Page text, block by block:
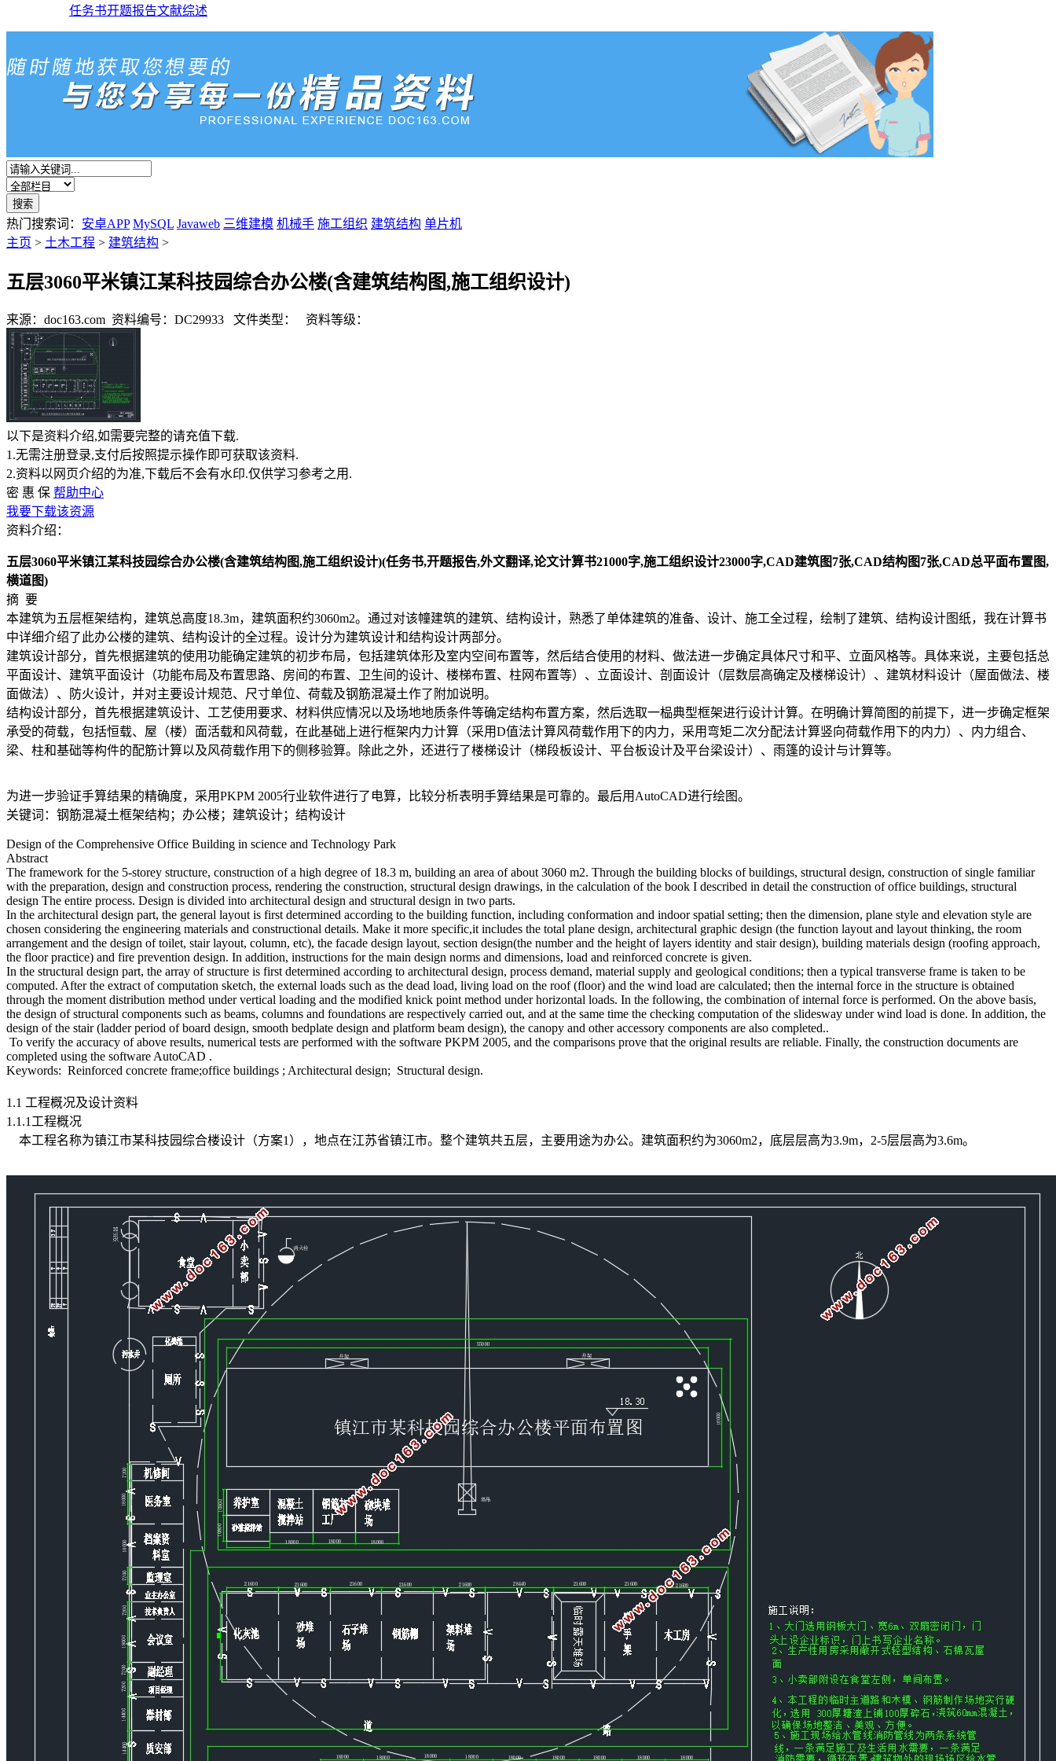
任务书开题报告文献综述
热门搜索词： 安卓APP MySQL Javaweb 三维建模 机械手 施工组织 建筑结构 单片机
主页 > 土木工程 > 建筑结构 >
五层3060平米镇江某科技园综合办公楼(含建筑结构图,施工组织设计)
来源：doc163.com 资料编号：DC29933 文件类型： 资料等级：
以下是资料介绍,如需要完整的请充值下载.
1.无需注册登录,支付后按照提示操作即可获取该资料.
2.资料以网页介绍的为准,下载后不会有水印.仅供学习参考之用.
密 惠 保 帮助中心
我要下载该资源
资料介绍：
五层3060平米镇江某科技园综合办公楼(含建筑结构图,施工组织设计)(任务书,开题报告,外文翻译,论文计算书21000字,施工组织设计23000字,CAD建筑图7张,CAD结构图7张,CAD总平面布置图,
横道图)
摘 要
本建筑为五层框架结构，建筑总高度18.3m，建筑面积约3060m2。通过对该幢建筑的建筑、结构设计，熟悉了单体建筑的准备、设计、施工全过程，绘制了建筑、结构设计图纸，我在计算书
中详细介绍了此办公楼的建筑、结构设计的全过程。设计分为建筑设计和结构设计两部分。
建筑设计部分，首先根据建筑的使用功能确定建筑的初步布局，包括建筑体形及室内空间布置等，然后结合使用的材料、做法进一步确定具体尺寸和平、立面风格等。具体来说，主要包括总
平面设计、建筑平面设计（功能布局及布置思路、房间的布置、卫生间的设计、楼梯布置、柱网布置等）、立面设计、剖面设计（层数层高确定及楼梯设计）、建筑材料设计（屋面做法、楼
面做法）、防火设计，并对主要设计规范、尺寸单位、荷载及钢筋混凝土作了附加说明。
结构设计部分，首先根据建筑设计、工艺使用要求、材料供应情况以及场地地质条件等确定结构布置方案，然后选取一榀典型框架进行设计计算。在明确计算简图的前提下，进一步确定框架
承受的荷载，包括恒载、屋（楼）面活载和风荷载，在此基础上进行框架内力计算（采用D值法计算风荷载作用下的内力，采用弯矩二次分配法计算竖向荷载作用下的内力）、内力组合、
梁、柱和基础等构件的配筋计算以及风荷载作用下的侧移验算。除此之外，还进行了楼梯设计（梯段板设计、平台板设计及平台梁设计）、雨篷的设计与计算等。
为进一步验证手算结果的精确度，采用PKPM 2005行业软件进行了电算，比较分析表明手算结果是可靠的。最后用AutoCAD进行绘图。
关键词：钢筋混凝土框架结构；办公楼；建筑设计；结构设计
Design of the Comprehensive Office Building in science and Technology Park
Abstract
The framework for the 5-storey structure, construction of a high degree of 18.3 m, building an area of about 3060 m2. Through the building blocks of buildings, structural design, construction of single familiar
with the preparation, design and construction process, rendering the construction, structural design drawings, in the calculation of the book I described in detail the construction of office buildings, structural
design The entire process. Design is divided into architectural design and structural design in two parts.
In the architectural design part, the general layout is first determined according to the building function, including conformation and indoor spatial setting; then the dimension, plane style and elevation style are
chosen considering the engineering materials and constructional details. Make it more specific,it includes the total plane design, architectural graphic design (the function layout and layout thinking, the room
arrangement and the design of toilet, stair layout, column, etc), the facade design layout, section design(the number and the height of layers identity and stair design), building materials design (roofing approach,
the floor practice) and fire prevention design. In addition, instructions for the main design norms and dimensions, load and reinforced concrete is given.
In the structural design part, the array of structure is first determined according to architectural design, process demand, material supply and geological conditions; then a typical transverse frame is taken to be
computed. After the extract of computation sketch, the external loads such as the dead load, living load on the roof (floor) and the wind load are calculated; then the internal force in the structure is obtained
through the moment distribution method under vertical loading and the modified knick point method under horizontal loads. In the following, the combination of internal force is performed. On the above basis,
the design of structural components such as beams, columns and foundations are respectively carried out, and at the same time the checking computation of the slidesway under wind load is done. In addition, the
design of the stair (ladder period of board design, smooth bedplate design and platform beam design), the canopy and other accessory components are also completed..
To verify the accuracy of above results, numerical tests are performed with the software PKPM 2005, and the comparisons prove that the original results are reliable. Finally, the construction documents are
completed using the software AutoCAD .
Keywords: Reinforced concrete frame;office buildings ; Architectural design; Structural design.
1.1 工程概况及设计资料
1.1.1工程概况
本工程名称为镇江市某科技园综合楼设计（方案1），地点在江苏省镇江市。整个建筑共五层，主要用途为办公。建筑面积约为3060m2，底层层高为3.9m，2-5层层高为3.6m。